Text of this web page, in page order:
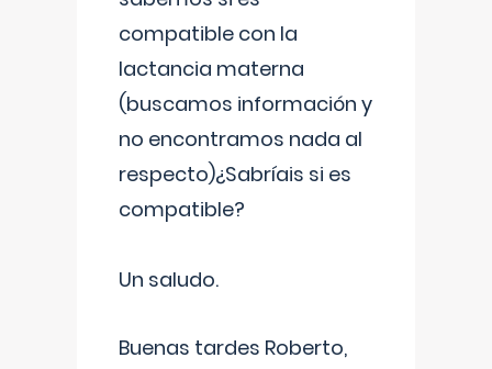
compatible con la
lactancia materna
(buscamos información y
no encontramos nada al
respecto)¿Sabríais si es
compatible?
Un saludo.
Buenas tardes Roberto,